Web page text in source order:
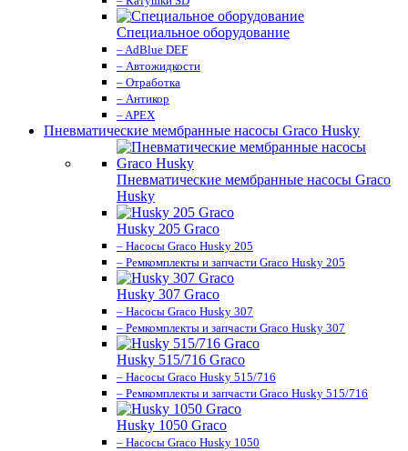
Специальное оборудование
– AdBlue DEF
– Автожидкости
– Отработка
– Антикор
– APEX
Пневматические мембранные насосы Graco Husky
Пневматические мембранные насосы Graco
Husky
Husky 205 Graco
– Насосы Graco Husky 205
– Ремкомплекты и запчасти Graco Husky 205
Husky 307 Graco
– Насосы Graco Husky 307
– Ремкомплекты и запчасти Graco Husky 307
Husky 515/716 Graco
– Насосы Graco Husky 515/716
– Ремкомплекты и запчасти Graco Husky 515/716
Husky 1050 Graco
– Насосы Graco Husky 1050